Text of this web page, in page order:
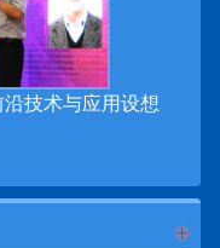
技术与应用设想